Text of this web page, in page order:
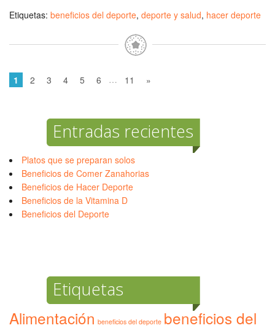
Etiquetas: beneficios del deporte, deporte y salud, hacer deporte
1 2 3 4 5 6 … 11 »
Entradas recientes
Platos que se preparan solos
Beneficios de Comer Zanahorias
Beneficios de Hacer Deporte
Beneficios de la Vitamina D
Beneficios del Deporte
Etiquetas
Alimentación beneficios del deporte beneficios del